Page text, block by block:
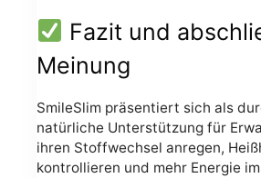
Fazit und
Meinung
SmileSlim präsentiert sich als
natürliche Unterstützung für
ihren Stoffwechsel anregen,
kontrollieren und mehr Energie